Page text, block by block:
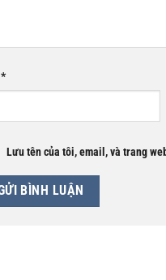
*
Lưu tên của tôi, email, và trang